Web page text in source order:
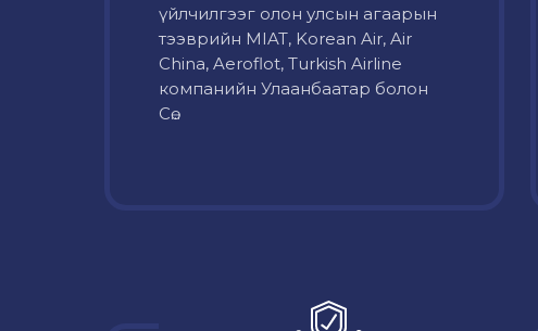
үйлчилгээг олон улсын агаарын
тээврийн MIAT, Korean Air, Air
China, Aeroflot, Turkish Airline
компанийн Улаанбаатар болон
Сө...